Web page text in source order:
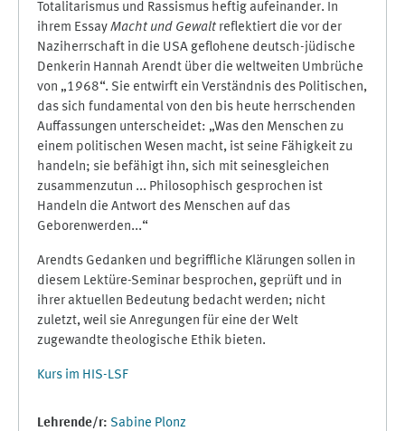
Totalitarismus und Rassismus heftig aufeinander. In
ihrem Essay Macht und Gewalt reflektiert die vor der
Naziherrschaft in die USA geflohene deutsch-jüdische
Denkerin Hannah Arendt über die weltweiten Umbrüche
von „1968“. Sie entwirft ein Verständnis des Politischen,
das sich fundamental von den bis heute herrschenden
Auffassungen unterscheidet: „Was den Menschen zu
einem politischen Wesen macht, ist seine Fähigkeit zu
handeln; sie befähigt ihn, sich mit seinesgleichen
zusammenzutun ... Philosophisch gesprochen ist
Handeln die Antwort des Menschen auf das
Geborenwerden...“
Arendts Gedanken und begriffliche Klärungen sollen in
diesem Lektüre-Seminar besprochen, geprüft und in
ihrer aktuellen Bedeutung bedacht werden; nicht
zuletzt, weil sie Anregungen für eine der Welt
zugewandte theologische Ethik bieten.
Kurs im HIS-LSF
Lehrende/r: Sabine Plonz